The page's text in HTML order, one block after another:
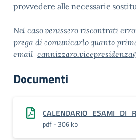
provvedere alle necessarie
Nel caso venissero riscontrati
prega di comunicarlo quanto
email
Documenti
pdf - 306 kb